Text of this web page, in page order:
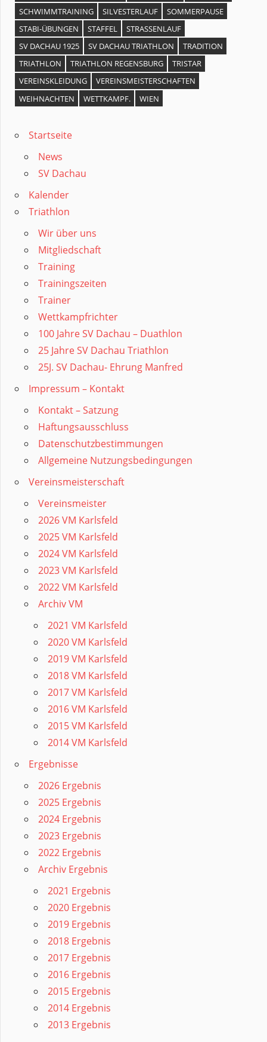
SCHWIMMTRAINING
SILVESTERLAUF
SOMMERPAUSE
STABI-ÜBUNGEN
STAFFEL
STRASSENLAUF
SV DACHAU 1925
SV DACHAU TRIATHLON
TRADITION
TRIATHLON
TRIATHLON REGENSBURG
TRISTAR
VEREINSKLEIDUNG
VEREINSMEISTERSCHAFTEN
WEIHNACHTEN
WETTKAMPF. WIEN
Startseite
News
SV Dachau
Kalender
Triathlon
Wir über uns
Mitgliedschaft
Training
Trainingszeiten
Trainer
Wettkampfrichter
100 Jahre SV Dachau – Duathlon
25 Jahre SV Dachau Triathlon
25J. SV Dachau- Ehrung Manfred
Impressum – Kontakt
Kontakt – Satzung
Haftungsausschluss
Datenschutzbestimmungen
Allgemeine Nutzungsbedingungen
Vereinsmeisterschaft
Vereinsmeister
2026 VM Karlsfeld
2025 VM Karlsfeld
2024 VM Karlsfeld
2023 VM Karlsfeld
2022 VM Karlsfeld
Archiv VM
2021 VM Karlsfeld
2020 VM Karlsfeld
2019 VM Karlsfeld
2018 VM Karlsfeld
2017 VM Karlsfeld
2016 VM Karlsfeld
2015 VM Karlsfeld
2014 VM Karlsfeld
Ergebnisse
2026 Ergebnis
2025 Ergebnis
2024 Ergebnis
2023 Ergebnis
2022 Ergebnis
Archiv Ergebnis
2021 Ergebnis
2020 Ergebnis
2019 Ergebnis
2018 Ergebnis
2017 Ergebnis
2016 Ergebnis
2015 Ergebnis
2014 Ergebnis
2013 Ergebnis